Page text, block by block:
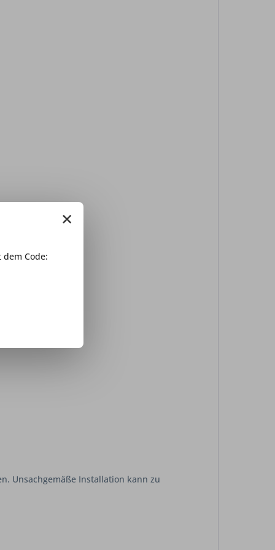
Unsachgemäße Installation kann zu
×
Code: